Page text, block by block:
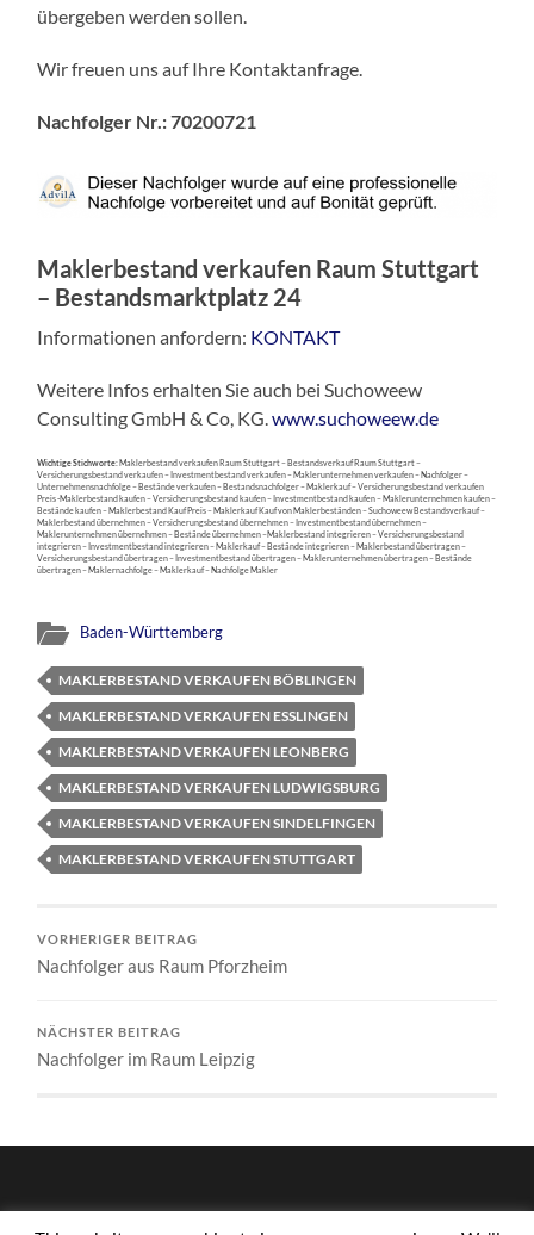
übergeben werden sollen.
Wir freuen uns auf Ihre Kontaktanfrage.
Nachfolger Nr.: 70200721
Maklerbestand verkaufen Raum Stuttgart
– Bestandsmarktplatz 24
Informationen anfordern: KONTAKT
Weitere Infos erhalten Sie auch bei Suchoweew
Consulting GmbH & Co, KG.www.suchoweew.de
Wichtige Stichworte: Maklerbestand verkaufen Raum Stuttgart – Bestandsverkauf Raum Stuttgart –
Versicherungsbestand verkaufen – Investmentbestand verkaufen – Maklerunternehmen verkaufen – Nachfolger –
Unternehmensnachfolge – Bestände verkaufen – Bestandsnachfolger – Maklerkauf – Versicherungsbestand verkaufen
Preis -Maklerbestand kaufen – Versicherungsbestand kaufen – Investmentbestand kaufen – Maklerunternehmen kaufen –
Bestände kaufen – Maklerbestand Kauf Preis – Maklerkauf Kauf von Maklerbeständen – Suchoweew Bestandsverkauf –
Maklerbestand übernehmen – Versicherungsbestand übernehmen – Investmentbestand übernehmen –
Maklerunternehmen übernehmen – Bestände übernehmen –Maklerbestand integrieren – Versicherungsbestand
integrieren – Investmentbestand integrieren – Maklerkauf – Bestände integrieren – Maklerbestand übertragen –
Versicherungsbestand übertragen – Investmentbestand übertragen – Maklerunternehmen übertragen – Bestände
übertragen – Maklernachfolge – Maklerkauf – Nachfolge Makler
Baden-Württemberg
MAKLERBESTAND VERKAUFEN BÖBLINGEN
MAKLERBESTAND VERKAUFEN ESSLINGEN
MAKLERBESTAND VERKAUFEN LEONBERG
MAKLERBESTAND VERKAUFEN LUDWIGSBURG
MAKLERBESTAND VERKAUFEN SINDELFINGEN
MAKLERBESTAND VERKAUFEN STUTTGART
VORHERIGER BEITRAG
Nachfolger aus Raum Pforzheim
NÄCHSTER BEITRAG
Nachfolger im Raum Leipzig